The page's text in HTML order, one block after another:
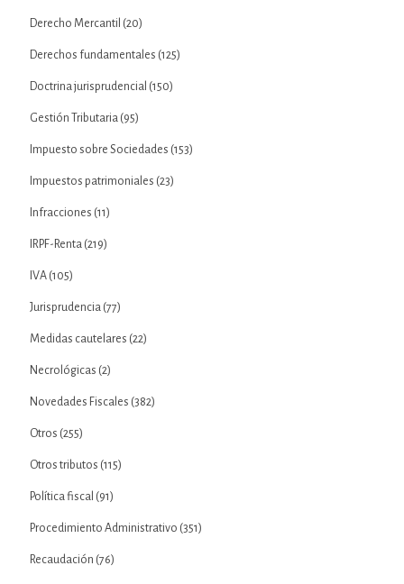
Derecho Mercantil (20)
Derechos fundamentales (125)
Doctrina jurisprudencial (150)
Gestión Tributaria (95)
Impuesto sobre Sociedades (153)
Impuestos patrimoniales (23)
Infracciones (11)
IRPF-Renta (219)
IVA (105)
Jurisprudencia (77)
Medidas cautelares (22)
Necrológicas (2)
Novedades Fiscales (382)
Otros (255)
Otros tributos (115)
Política fiscal (91)
Procedimiento Administrativo (351)
Recaudación (76)